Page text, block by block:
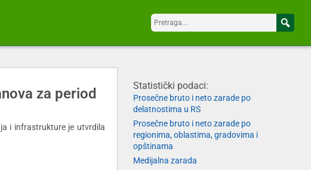
za period
i infrastrukture je utvrdila
Statistički podaci:
Prosečne bruto i neto zarade po
delatnostima u RS
Prosečne bruto i neto zarade po
regionima, oblastima, gradovima i
opštinama
Medijalna zarada